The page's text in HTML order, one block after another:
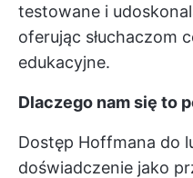
testowane i
oferując słuchaczom
edukacyjne.
Dlaczego nam się to
Dostęp Hoffmana do
doświadczenie jako